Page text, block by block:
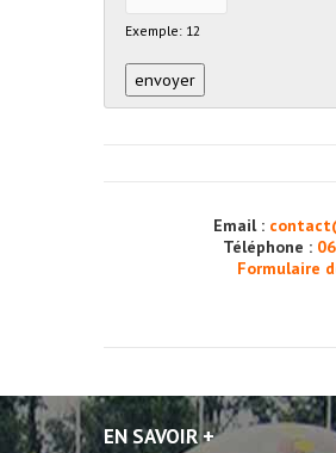
Exemple: 12
Email :
Téléphone :
Formulaire
EN SAVOIR +